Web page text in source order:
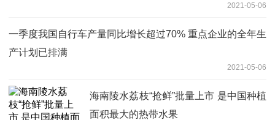
2021-05-06
一季度我国自行车产量同比增长超过70% 重点企业的全年生
产计划已排满
2021-05-06
海南陵水荔枝“抢鲜”批量上市 是中国种植
面积最大的热带水果